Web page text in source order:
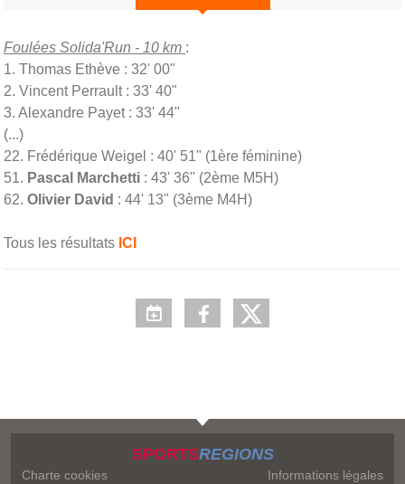
Foulées Solida'Run - 10 km :
1. Thomas Ethève : 32' 00"
2. Vincent Perrault : 33' 40"
3. Alexandre Payet : 33' 44"
(...)
22. Frédérique Weigel : 40' 51" (1ère féminine)
51. Pascal Marchetti : 43' 36" (2ème M5H)
62. Olivier David : 44' 13" (3ème M4H)
Tous les résultats ICI
SPORTSREGIONS
Charte cookies Informations légales